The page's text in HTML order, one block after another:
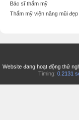
Bác sĩ thẩm mỹ
Thẩm mỹ viện nâng mũi đẹp
Website đang hoạt động thử
Timing: 0.2131